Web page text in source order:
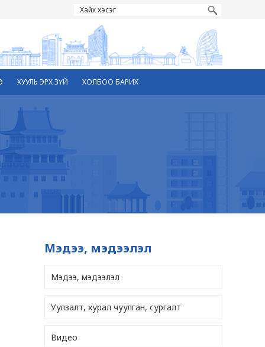
ХУУЛЬ ЭРХ ЗҮЙ ХОЛБОО БАРИХ
Мэдээ, мэдээлэл
Мэдээ, мэдээлэл
Уулзалт, хурал чуулган, сургалт
Видео